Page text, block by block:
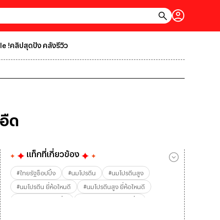
!คลิปสุดปัง คลังรีวิว
ด
แท็กที่เกี่ยวข้อง
#ไทยรัฐช็อปปิ้ง #นมโปรตีน #นมโปรตีนสูง
#นมโปรตีน ยี่ห้อไหนดี #นมโปรตีนสูง ยี่ห้อไหนดี